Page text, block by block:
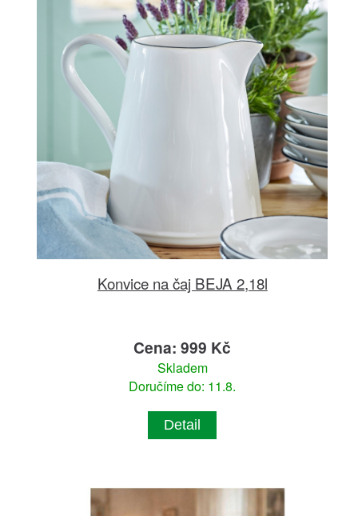
Konvice na čaj BEJA 2,18l
Cena: 999 Kč
Skladem
Doručíme do: 11.8.
Detail